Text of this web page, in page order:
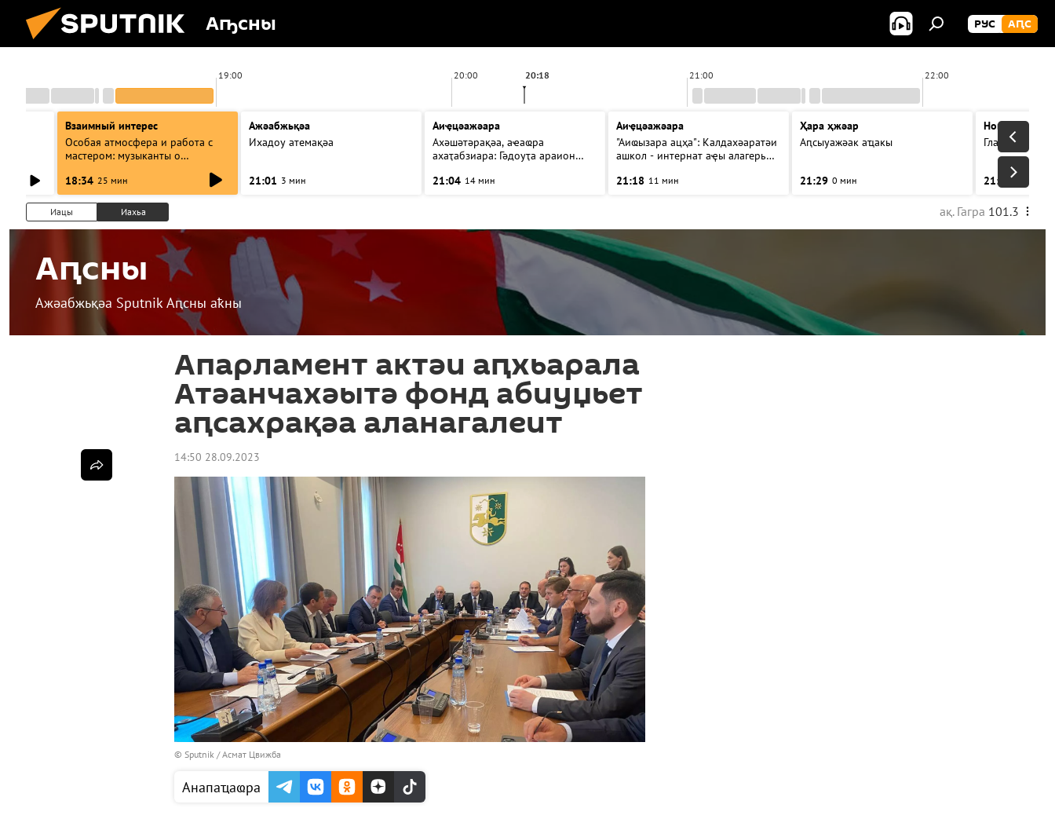
Аҧсны РУС АԤС
19:00 20:00 21:00 22:00
20:18
Взаимный интерес
Особая атмосфера и работа с
мастером: музыканты о
18:34 25 мин
Ажәабжьқәа
Ихадоу атемақәа
21:01 3 мин
Аиҿцәажәара
Ахәшәтәрақәа, аҽаҩра
ахаҭабзиара: Гәдоуҭа араион
ицәажәара
21:04 14 мин
Аиҿцәажәара
"Аиҩызара ацҳа": Калдахәаратәи
ашкол - интернат аҿы алагерь
21:18 11 мин
Ҳара ҳжәар
Аԥсыуажәак аҵакы
21:29 0 мин
Новости
Главные темы
21:31
Иацы Иахьа ақ. Гагра 101.3
Аԥсны
Ажәабжьқәа Sputnik Аԥсны аҟны
Апарламент актәи аԥхьарала
Атәанчахәытә фонд абиуџьет
аԥсахрақәа аланагалеит
14:50 28.09.2023
© Sputnik / Асмат Цвижба
Анапаҵаҩра